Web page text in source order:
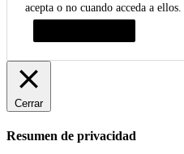
acepta o no cuando acceda a ellos.
Cerrar
Resumen de privacidad